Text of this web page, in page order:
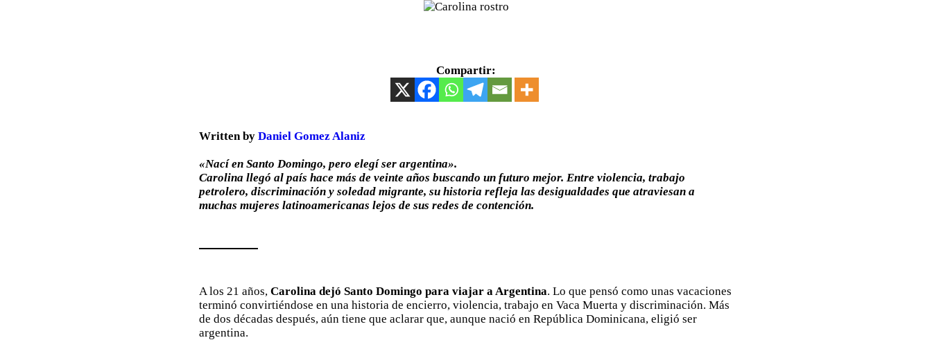
Compartir:
Written by Daniel Gomez Alaniz
«Nací en Santo Domingo, pero elegí ser argentina».
Carolina llegó al país hace más de veinte años buscando un futuro mejor. Entre violencia, trabajo
petrolero, discriminación y soledad migrante, su historia refleja las desigualdades que atraviesan a
muchas mujeres latinoamericanas lejos de sus redes de contención.
A los 21 años, Carolina dejó Santo Domingo para viajar a Argentina. Lo que pensó como unas vacaciones
terminó convirtiéndose en una historia de encierro, violencia, trabajo en Vaca Muerta y discriminación. Más
de dos décadas después, aún tiene que aclarar que, aunque nació en República Dominicana, eligió ser
argentina.